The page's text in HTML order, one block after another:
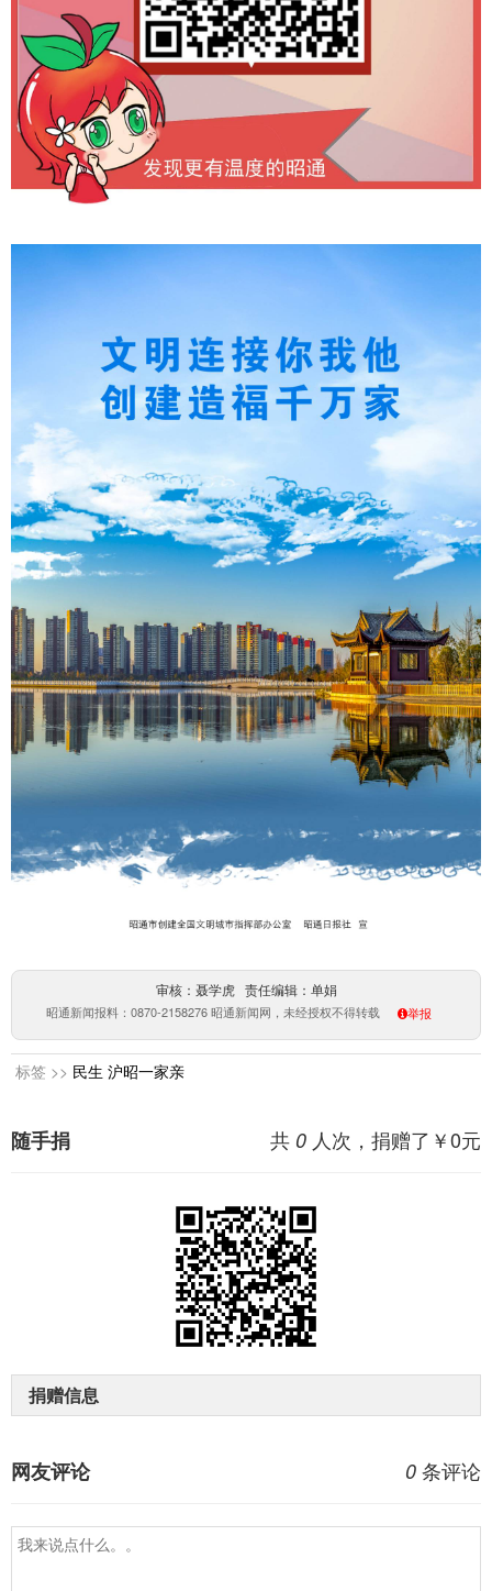
审核：聂学虎 责任编辑：单娟
昭通新闻报料：0870-2158276 昭通新闻网，未经授权不得转载 举报
标签 >> 民生 沪昭一家亲
共 0 人次，捐赠了￥0元
随手捐
捐赠信息
0 条评论
网友评论